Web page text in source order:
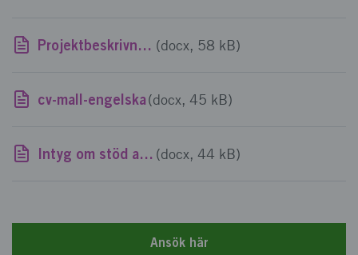
Projektbeskrivningsmall Test och Demo 2026 (docx, 58 kB)
cv-mall-engelska(docx, 45 kB)
Intyg om stöd art 28 (docx, 44 kB)
Ansök här